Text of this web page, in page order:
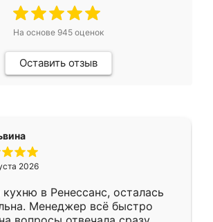
На основе 945оценок
Оставить отзыв
2026
в Ренессанс, осталась
Менеджер всё быстро